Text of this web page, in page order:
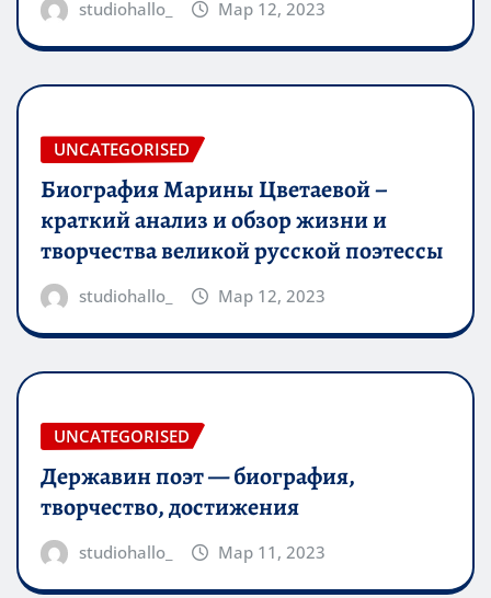
studiohallo_ Мар 12, 2023
UNCATEGORISED
Биография Марины Цветаевой –
краткий анализ и обзор жизни и
творчества великой русской поэтессы
studiohallo_ Мар 12, 2023
UNCATEGORISED
Державин поэт — биография,
творчество, достижения
studiohallo_ Мар 11, 2023